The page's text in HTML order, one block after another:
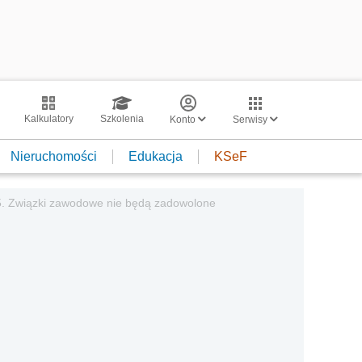
Kalkulatory Szkolenia Konto Serwisy
Nieruchomości Edukacja KSeF
Związki zawodowe nie będą zadowolone